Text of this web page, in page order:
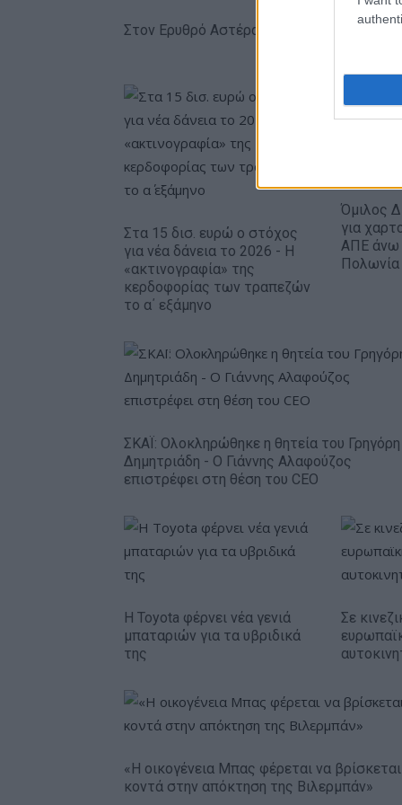
Στον Ερυθρό Αστέρα ο Γουάιλερ-Μπαμπ
Στα 15 δισ. ευρώ ο στόχος
για νέα δάνεια το 2026 - Η
«ακτινογραφία» της
κερδοφορίας των τραπεζών
το α΄ εξάμηνο
Όμιλος
για
ΑΠΕ άνω
Πολωνία
ΣΚΑΪ: Ολοκληρώθηκε η θητεία του Γρηγόρη
Δημητριάδη - Ο Γιάννης Αλαφούζος
επιστρέφει στη θέση του CEO
Η Toyota φέρνει νέα γενιά
μπαταριών για τα υβριδικά
της
Σε
«Η οικογένεια Μπας φέρεται να βρίσκεται
κοντά στην απόκτηση της Βιλερμπάν»